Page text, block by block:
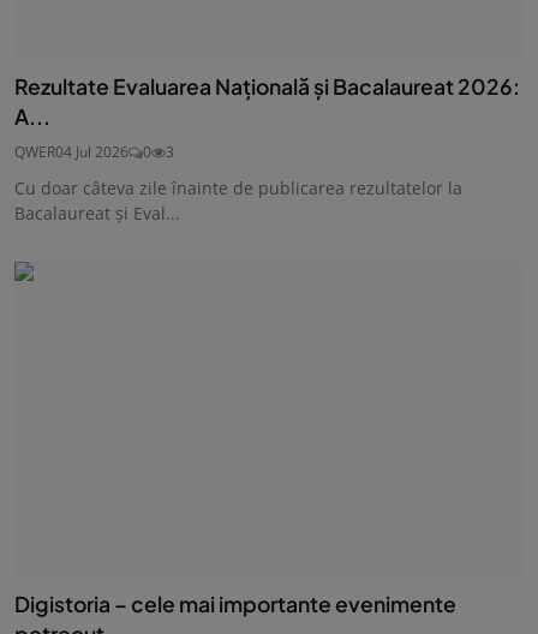
Rezultate Evaluarea Națională și Bacalaureat 2026:
A...
QWER04 Jul 2026 0 3
Cu doar câteva zile înainte de publicarea rezultatelor la
Bacalaureat și Eval...
Digistoria – cele mai importante evenimente